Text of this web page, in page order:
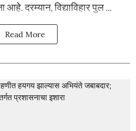
आहे. दरम्यान, विद्याविहार पुल ...
Read More